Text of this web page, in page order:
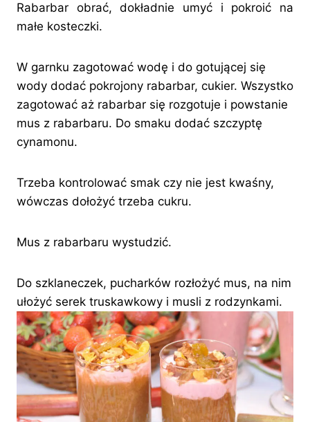
Rabarbar obrać, dokładnie umyć i pokroić na
małe kosteczki.
W garnku zagotować wodę i do gotującej się
wody dodać pokrojony rabarbar, cukier. Wszystko
zagotować aż rabarbar się rozgotuje i powstanie
mus z rabarbaru. Do smaku dodać szczyptę
cynamonu.
Trzeba kontrolować smak czy nie jest kwaśny,
wówczas dołożyć trzeba cukru.
Mus z rabarbaru wystudzić.
Do szklaneczek, pucharków rozłożyć mus, na nim
ułożyć serek truskawkowy i musli z rodzynkami.